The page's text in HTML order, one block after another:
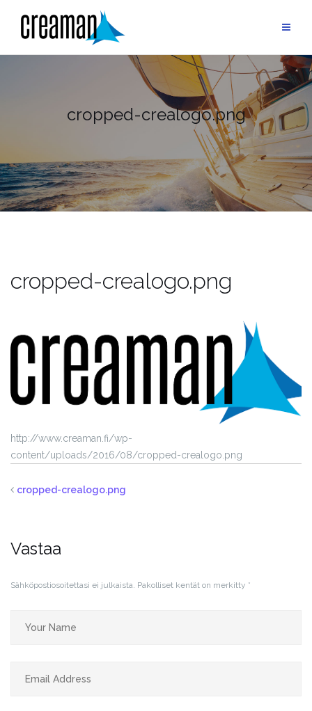
content
cropped-crealogo.png
cropped-crealogo.png
http://www.creaman.fi/wp-
content/uploads/2016/08/cropped-crealogo.png
cropped-crealogo.png
Vastaa
Sähköpostiosoitettasi ei julkaista. Pakolliset kentät on merkitty *